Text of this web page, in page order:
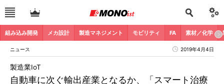
組み込み開発 メカ設計 製造マネジメント モビリティ FA 素材／化学
ニュース 2019年4月4日
自動車に次ぐ輸出産業となるか、「スマート治療
製造業IoT